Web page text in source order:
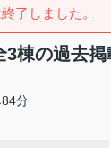
了しました。
の過去掲
分